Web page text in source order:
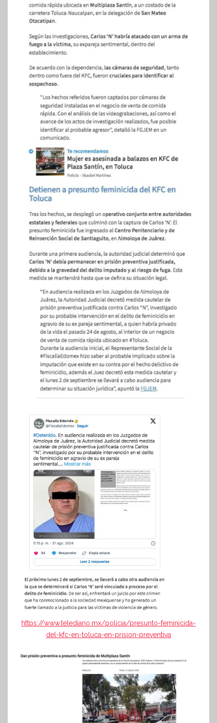
https://www.telediario.mx/policia/presunto-feminicida-
del-kfc-en-toluca-en-prision-preventiva